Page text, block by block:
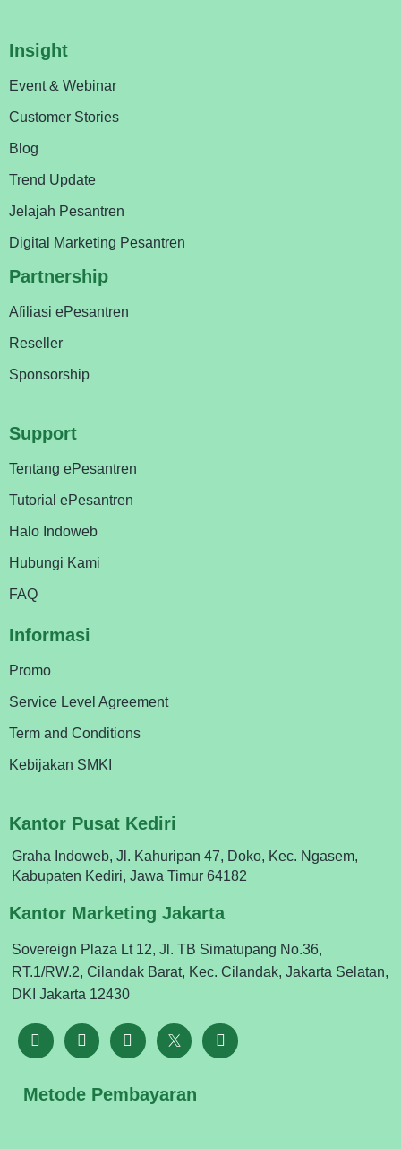
Insight
Event & Webinar
Customer Stories
Blog
Trend Update
Jelajah Pesantren
Digital Marketing Pesantren
Partnership
Afiliasi ePesantren
Reseller
Sponsorship
Support
Tentang ePesantren
Tutorial ePesantren
Halo Indoweb
Hubungi Kami
FAQ
Informasi
Promo
Service Level Agreement
Term and Conditions
Kebijakan SMKI
Kantor Pusat Kediri
Graha Indoweb, Jl. Kahuripan 47, Doko, Kec. Ngasem,
Kabupaten Kediri, Jawa Timur 64182
Kantor Marketing Jakarta
Sovereign Plaza Lt 12, Jl. TB Simatupang No.36,
RT.1/RW.2, Cilandak Barat, Kec. Cilandak, Jakarta Selatan,
DKI Jakarta 12430
Metode Pembayaran